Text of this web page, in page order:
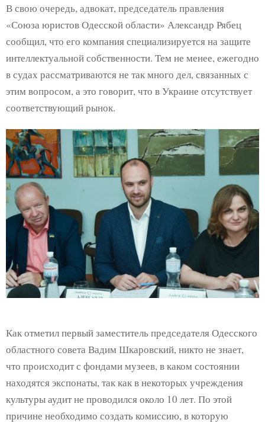
В свою очередь, адвокат, председатель правления
«Союза юристов Одесской области» Александр Рябец
сообщил, что его компания специализируется на защите
интеллектуальной собственности. Тем не менее, ежегодно
в судах рассматриваются не так много дел, связанных с
этим вопросом, а это говорит, что в Украине отсутствует
соответствующий рынок.
Как отметил первый заместитель председателя Одесского
областного совета Вадим Шкаровский, никто не знает,
что происходит с фондами музеев, в каком состоянии
находятся экспонаты, так как в некоторых учреждения
культуры аудит не проводился около 10 лет. По этой
причине необходимо создать комиссию, в которую